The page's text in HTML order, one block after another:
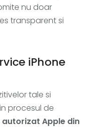
nu doar
transparent si
iPhone
tale si
procesul de
autorizat Apple din